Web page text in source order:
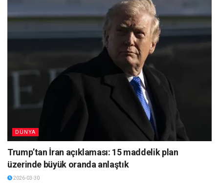
DÜNYA
Trump’tan İran açıklaması: 15 maddelik plan
üzerinde büyük oranda anlaştık
2026-03-30